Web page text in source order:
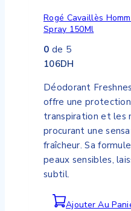
Rogé Cavaillès
Spray 150Ml
0 de 5
106DH
Déodorant
offre une
transpiration et les
procurant une
fraîcheur. Sa
peaux sensibles,
subtil.
Ajouter Au